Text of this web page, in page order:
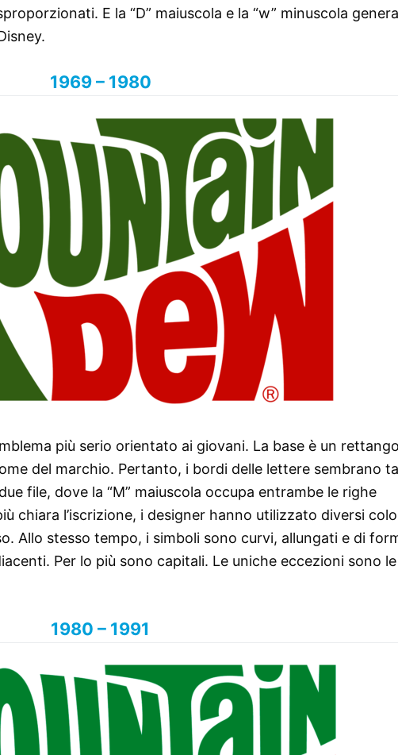
E la “D” maiuscola e la “w” minuscola
1969 – 1980
più serio orientato ai giovani. La base è un
del marchio. Pertanto, i bordi delle lettere sembrano
file, dove la “M” maiuscola occupa entrambe le righe
chiara l’iscrizione, i designer hanno utilizzato diversi
Allo stesso tempo, i simboli sono curvi, allungati e di
Per lo più sono capitali. Le uniche eccezioni sono le
1980 – 1991